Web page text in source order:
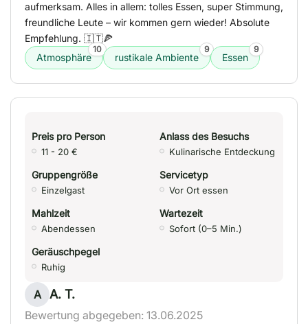
aufmerksam. Alles in allem: tolles Essen, super Stimmung,
freundliche Leute – wir kommen gern wieder! Absolute
Empfehlung. 🇮🇹🍕
Atmosphäre
10
rustikale Ambiente
9
Essen
9
Preis pro Person
11 - 20 €
Anlass des Besuchs
Kulinarische Entdeckung
Gruppengröße
Einzelgast
Servicetyp
Vor Ort essen
Mahlzeit
Abendessen
Wartezeit
Sofort (0–5 Min.)
Geräuschpegel
Ruhig
A A. T.
Bewertung abgegeben: 13.06.2025